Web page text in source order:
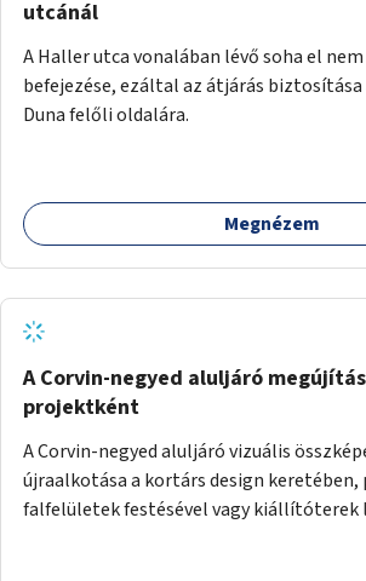
utcánál
A Haller utca vonalában lévő soha el
befejezése, ezáltal az átjárás biztosítása
Duna felőli oldalára.
Megnézem
A Corvin-negyed aluljáró
projektként
A Corvin-negyed aluljáró vizuális
újraalkotása a kortárs design keretében,
falfelületek festésével vagy kiállítóterek